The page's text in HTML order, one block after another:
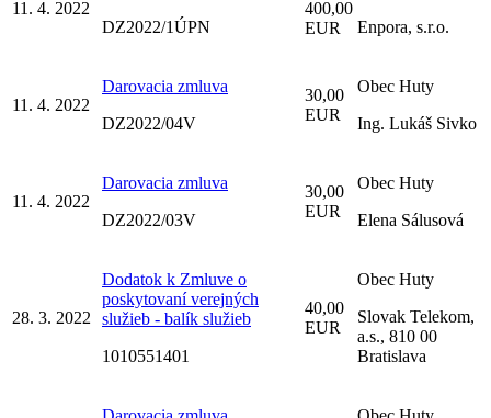
11. 4. 2022
DZ2022/1ÚPN
400,00
EUR
Enpora, s.r.o.
11. 4. 2022
Darovacia zmluva
DZ2022/04V
30,00
EUR
Obec Huty
Ing. Lukáš Sivko
11. 4. 2022
Darovacia zmluva
DZ2022/03V
30,00
EUR
Obec Huty
Elena Sálusová
28. 3. 2022
Dodatok k Zmluve o
poskytovaní verejných
služieb - balík služieb
1010551401
40,00
EUR
Obec Huty
Slovak Telekom,
a.s., 810 00
Bratislava